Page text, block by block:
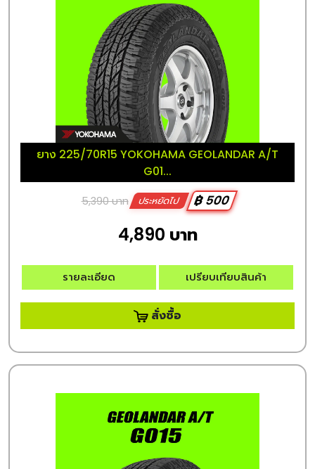
ยาง 225/70R15 YOKOHAMA GEOLANDAR A/T
G01...
5,390 บาท ประหยัดไป ฿ 500
4,890 บาท
รายละเอียด เปรียบเทียบสินค้า
สั่งซื้อ